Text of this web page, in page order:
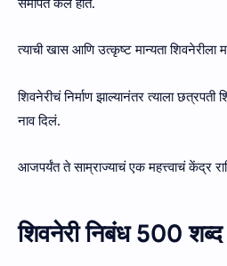
समर्पित केलं होतं.
त्याची खास आणि उत्कृष्ट मान्यता शिवनेरीला
शिवनेरीचं निर्माण झाल्यानंतर त्याला छत्रपती
नाव दिलं.
आजपर्यंत ते साम्राज्याचं एक महत्त्वाचं केंद्र
शिवनेरी निबंध 500 शब्द